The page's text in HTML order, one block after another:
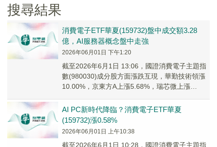
搜尋結果
消費電子ETF華夏(159732)盤中成交額3.28
億，AI服務器概念盤中走強
2026年06月01日 下午1:20
截至2026年6月1日 13:06，國證消費電子主題指
數(980030)成分股方面漲跌互現，華勤技術領漲
10.00%，京東方A上漲5.68%，瑞芯微上漲
AI PC新時代降臨？消費電子ETF華夏
(159732)漲0.58%
2026年06月01日 上午10:38
截至2026年6月1日 10:28，國證消費電子主題指